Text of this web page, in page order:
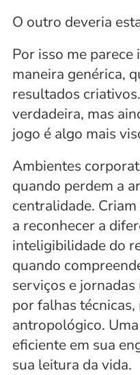
O outro deveria
Por isso me
maneira genérica,
resultados
verdadeira, mas
jogo é algo mais
Ambientes
quando perdem a
centralidade.
a reconhecer a
inteligibilidade do
quando
serviços e
por falhas
antropológico.
eficiente em sua
sua leitura da vida.